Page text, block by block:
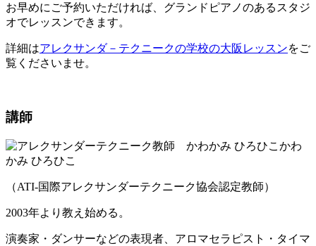
お早めにご予約いただければ、グランドピアノのあるスタジ
オでレッスンできます。
詳細はアレクサンダ－テクニークの学校の大阪レッスンをご
覧くださいませ。
講師
かわ
かみ ひろひこ
（ATI-国際アレクサンダーテクニーク協会認定教師）
2003年より教え始める。
演奏家・ダンサーなどの表現者、アロマセラピスト・タイマ